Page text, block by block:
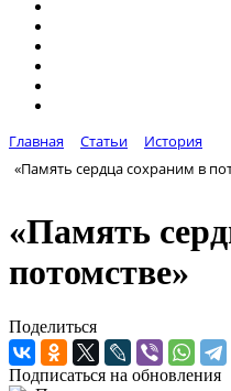
Главная Статьи
История
«Память сердца сохраним в
«Память
потомстве»
Поделиться
Подписаться на обновления